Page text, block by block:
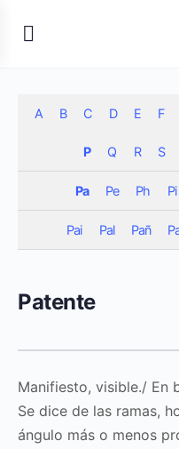
A B C D E F
P Q R S
Pa Pe Ph Pi
Pai Pal Pañ
Patente
Manifiesto, visible./ En
Se dice de las ramas,
ángulo más o menos